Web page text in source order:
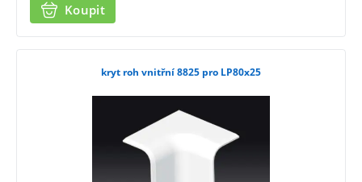
Koupit
kryt roh vnitřní 8825 pro LP80x25